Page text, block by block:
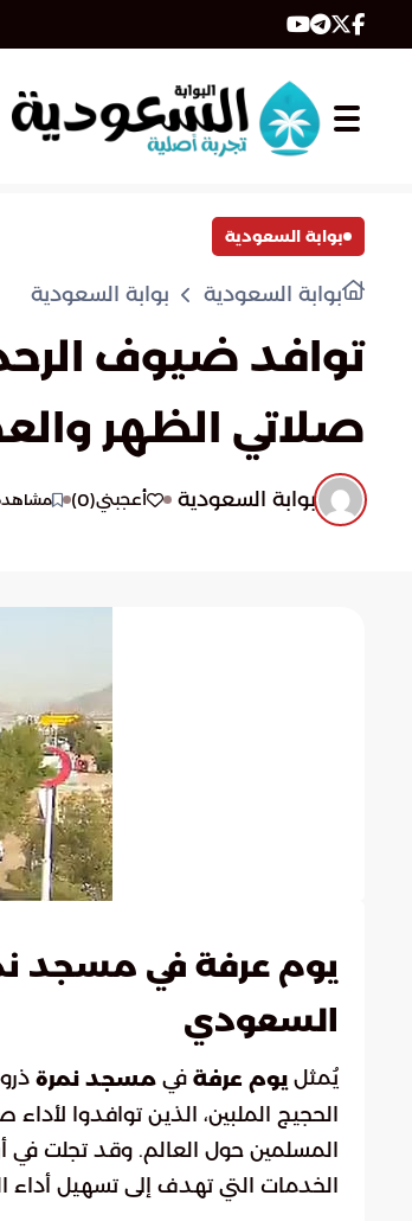
بوابة السعودية
بوابة السعودية بوابة السعودية
توافد ضيوف
صلاتي الظهر
بوابة السعودية أعجبني(
0
)
يوم عرفة في مسجد
السعودي
يُمثل يوم عرفة في مسجد نمرة
الحجيج الملبين، الذين توافدوا
المسلمين حول العالم. وقد تجلت
الخدمات التي تهدف إلى تسهيل